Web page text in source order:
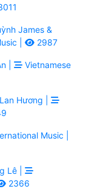
James &
| 2987
|
Vietnamese
Hương |
Music |
Lê |
2366